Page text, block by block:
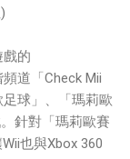
的
道「Check Mii
球」、「瑪莉歐
針對「瑪莉歐賽
也與Xbox 360